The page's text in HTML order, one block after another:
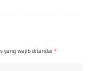
yang wajib ditandai *